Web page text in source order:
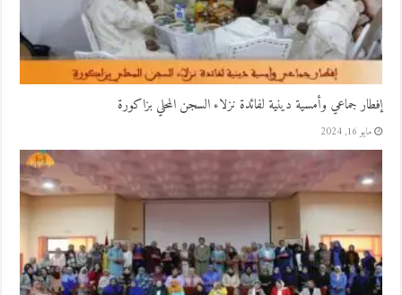
إفطار جماعي وأمسية دينية لفائدة نزلاء السجن المحلي بزاكورة
مايو 16, 2024